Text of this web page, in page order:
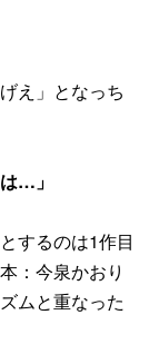
え」となっち
…」
するのは1作目
：今泉かおり
ムと重なった